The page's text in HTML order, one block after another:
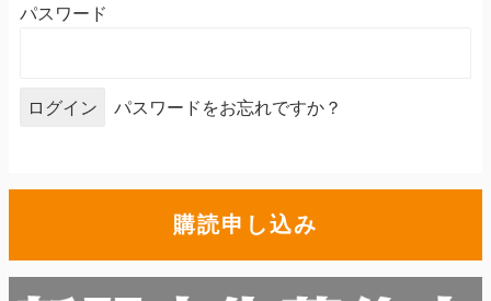
パスワード
パスワードをお忘れですか？
購読申し込み